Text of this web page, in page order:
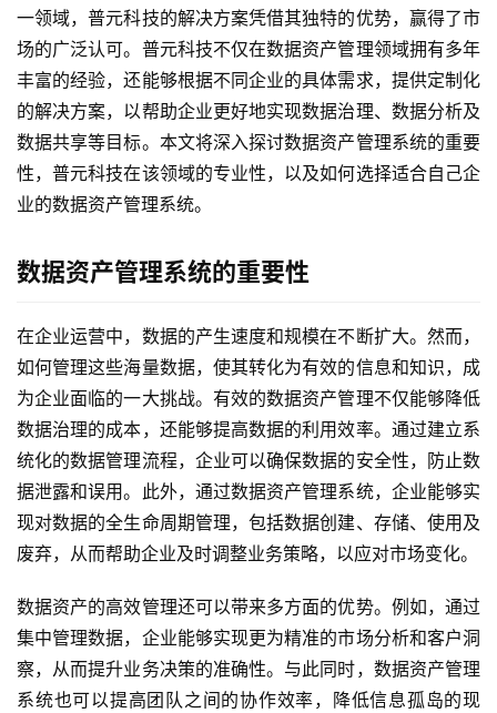
一领域，普元科技的解决方案凭借其独特的优势，赢得了市
场的广泛认可。普元科技不仅在数据资产管理领域拥有多年
丰富的经验，还能够根据不同企业的具体需求，提供定制化
的解决方案，以帮助企业更好地实现数据治理、数据分析及
数据共享等目标。本文将深入探讨数据资产管理系统的重要
性，普元科技在该领域的专业性，以及如何选择适合自己企
业的数据资产管理系统。
数据资产管理系统的重要性
在企业运营中，数据的产生速度和规模在不断扩大。然而，
如何管理这些海量数据，使其转化为有效的信息和知识，成
为企业面临的一大挑战。有效的数据资产管理不仅能够降低
数据治理的成本，还能够提高数据的利用效率。通过建立系
统化的数据管理流程，企业可以确保数据的安全性，防止数
据泄露和误用。此外，通过数据资产管理系统，企业能够实
现对数据的全生命周期管理，包括数据创建、存储、使用及
废弃，从而帮助企业及时调整业务策略，以应对市场变化。
数据资产的高效管理还可以带来多方面的优势。例如，通过
集中管理数据，企业能够实现更为精准的市场分析和客户洞
察，从而提升业务决策的准确性。与此同时，数据资产管理
系统也可以提高团队之间的协作效率，降低信息孤岛的现